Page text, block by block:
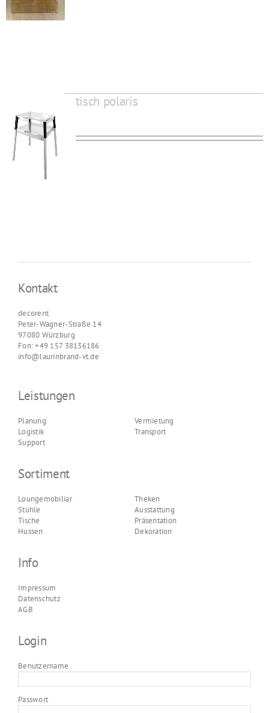
tisch polaris
Kontakt
decorent
Peter-Wagner-Straße 14
97080 Würzburg
Fon: +49 157 38136186
info@laurinbrand-vt.de
Leistungen
Planung
Logistik
Support
Vermietung
Transport
Sortiment
Loungemobiliar
Stühle
Tische
Hussen
Theken
Ausstattung
Präsentation
Dekoration
Info
Impressum
Datenschutz
AGB
Login
Benutzername
Passwort